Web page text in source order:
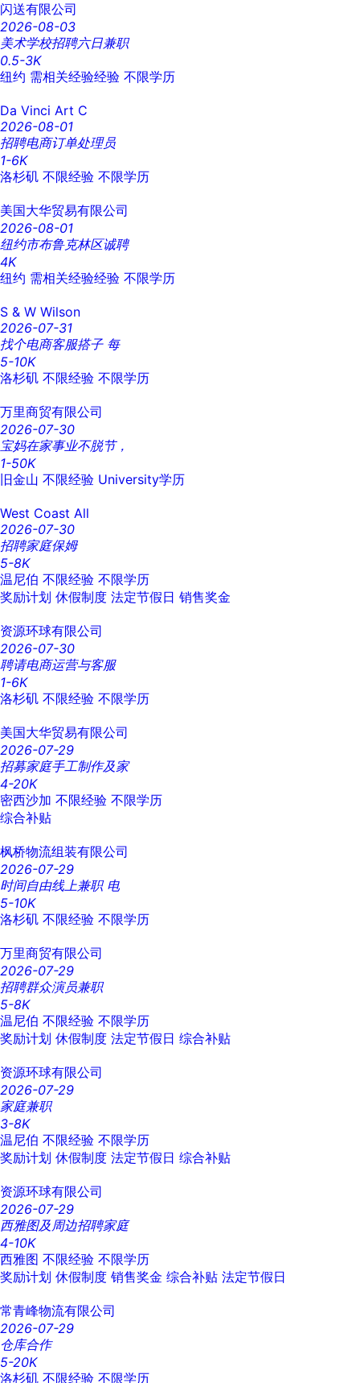
闪送有限公司
2026-08-03
美术学校招聘六日兼职
0.5-3K
纽约 需相关经验经验 不限学历
Da Vinci Art C
2026-08-01
招聘电商订单处理员
1-6K
洛杉矶 不限经验 不限学历
美国大华贸易有限公司
2026-08-01
纽约市布鲁克林区诚聘
4K
纽约 需相关经验经验 不限学历
S & W Wilson
2026-07-31
找个电商客服搭子 每
5-10K
洛杉矶 不限经验 不限学历
万里商贸有限公司
2026-07-30
宝妈在家事业不脱节，
1-50K
旧金山 不限经验 University学历
West Coast All
2026-07-30
招聘家庭保姆
5-8K
温尼伯 不限经验 不限学历
奖励计划 休假制度 法定节假日 销售奖金
资源环球有限公司
2026-07-30
聘请电商运营与客服
1-6K
洛杉矶 不限经验 不限学历
美国大华贸易有限公司
2026-07-29
招募家庭手工制作及家
4-20K
密西沙加 不限经验 不限学历
综合补贴
枫桥物流组装有限公司
2026-07-29
时间自由线上兼职 电
5-10K
洛杉矶 不限经验 不限学历
万里商贸有限公司
2026-07-29
招聘群众演员兼职
5-8K
温尼伯 不限经验 不限学历
奖励计划 休假制度 法定节假日 综合补贴
资源环球有限公司
2026-07-29
家庭兼职
3-8K
温尼伯 不限经验 不限学历
奖励计划 休假制度 法定节假日 综合补贴
资源环球有限公司
2026-07-29
西雅图及周边招聘家庭
4-10K
西雅图 不限经验 不限学历
奖励计划 休假制度 销售奖金 综合补贴 法定节假日
常青峰物流有限公司
2026-07-29
仓库合作
5-20K
洛杉矶 不限经验 不限学历